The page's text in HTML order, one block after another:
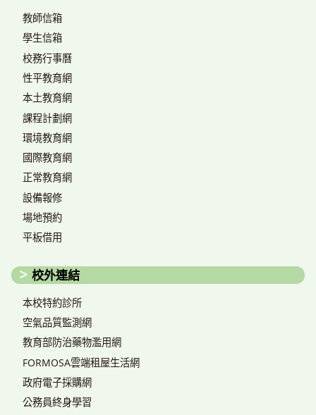
教師信箱
學生信箱
校務行事曆
性平教育網
本土教育網
課程計劃網
環境教育網
國際教育網
正常教育網
設備報修
場地預約
平板借用
校外連結
本校特約診所
空氣品質監測網
教育部防治藥物濫用網
FORMOSA雲端租屋生活網
政府電子採購網
公務員終身學習